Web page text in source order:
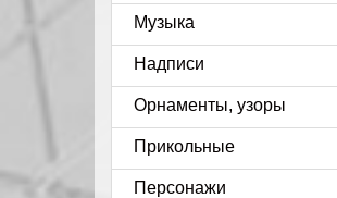
Музыка
Надписи
Орнаменты, узоры
Прикольные
Персонажи